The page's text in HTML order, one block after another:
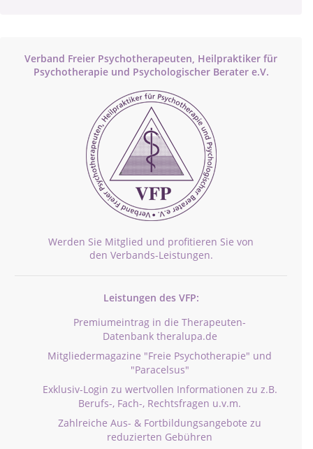
Verband Freier Psychotherapeuten, Heilpraktiker für
Psychotherapie und Psychologischer Berater e.V.
Werden Sie Mitglied und profitieren Sie von
den Verbands-Leistungen.
Leistungen des VFP:
Premiumeintrag in die Therapeuten-
Datenbank theralupa.de
Mitgliedermagazine "Freie Psychotherapie" und
"Paracelsus"
Exklusiv-Login zu wertvollen Informationen zu z.B.
Berufs-, Fach-, Rechtsfragen u.v.m.
Zahlreiche Aus- & Fortbildungsangebote zu
reduzierten Gebühren